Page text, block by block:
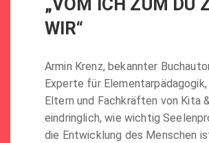
WIR“
Armin Krenz, bekannter
Experte für
Eltern und Fachkräften von Kita
eindringlich, wie wichtig
die Entwicklung des Menschen